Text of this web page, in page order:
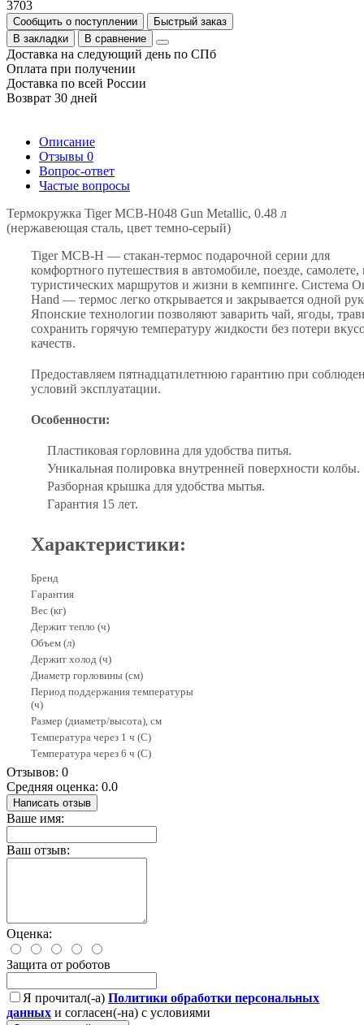
3703
Сообщить о поступлении
Быстрый заказ
В закладки
В сравнение
Доставка на следующий день по СПб
Оплата при получении
Доставка по всей России
Возврат 30 дней
Описание
Отзывы 0
Вопрос-ответ
Частые вопросы
Термокружка Tiger MCB-H048 Gun Metallic, 0.48 л
(нержавеющая сталь, цвет темно-серый)
Tiger MCB-H — стакан-термос подарочной серии для
комфортного путешествия в автомобиле, поезде,
туристических маршрутов и жизни в кемпинге. Система
Hand — термос легко открывается и закрывается одной
Японские технологии позволяют заварить чай, ягоды,
сохранить горячую температуру жидкости без потери
качеств.
Предоставляем пятнадцатилетнюю гарантию при
условий эксплуатации.
Особенности:
Пластиковая горловина для удобства питья.
Уникальная полировка внутренней поверхности колбы.
Разборная крышка для удобства мытья.
Гарантия 15 лет.
Характеристики:
Бренд
Гарантия
Вес (кг)
Держит тепло (ч)
Объем (л)
Держит холод (ч)
Диаметр горловины (см)
Период поддержания температуры
(ч)
Размер (диаметр/высота), см
Температура через 1 ч (С)
Температура через 6 ч (С)
Отзывов: 0
Средняя оценка: 0.0
Написать отзыв
Ваше имя:
Ваш отзыв:
Оценка:
Защита от роботов
Я прочитал(-а) Политики обработки персональных
данных и согласен(-на) с условиями